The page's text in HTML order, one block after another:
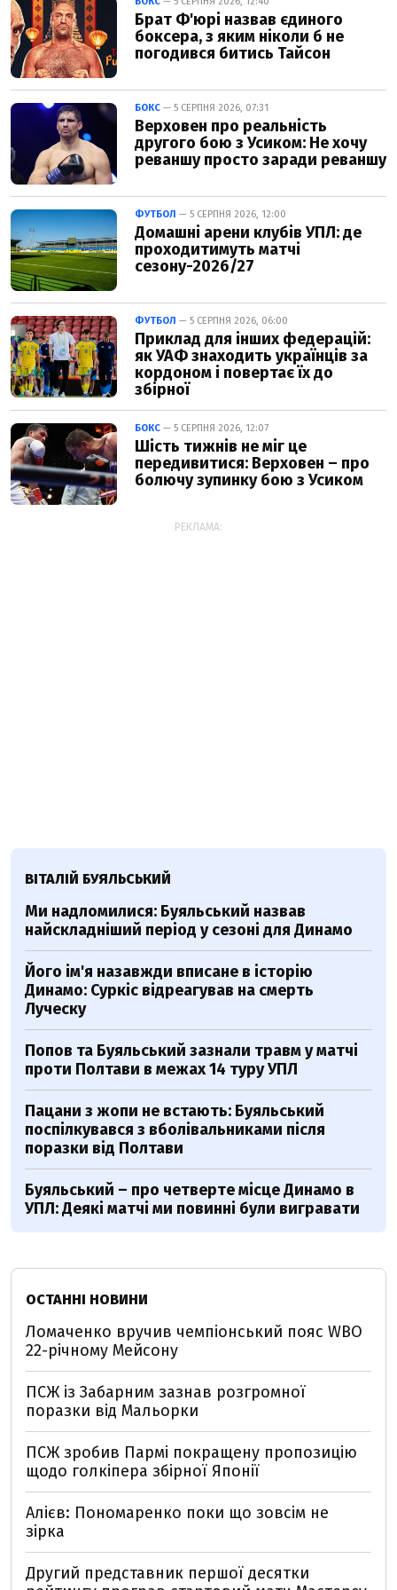
Брат Ф'юрі назвав єдиного
боксера, з яким ніколи б не
погодився битись Тайсон
БОКС — 5 СЕРПНЯ 2026, 07:31
Верховен про реальність
другого бою з Усиком: Не хочу
реваншу просто заради реваншу
ФУТБОЛ — 5 СЕРПНЯ 2026, 12:00
Домашні арени клубів УПЛ: де
проходитимуть матчі
сезону-2026/27
ФУТБОЛ — 5 СЕРПНЯ 2026, 06:00
Приклад для інших федерацій:
як УАФ знаходить українців за
кордоном і повертає їх до
збірної
БОКС — 5 СЕРПНЯ 2026, 12:07
Шість тижнів не міг це
передивитися: Верховен – про
болючу зупинку бою з Усиком
РЕКЛАМА:
ВІТАЛІЙ БУЯЛЬСЬКИЙ
Ми надломилися: Буяльський назвав
найскладніший період у сезоні для Динамо
Його ім'я назавжди вписане в історію
Динамо: Суркіс відреагував на смерть
Луческу
Попов та Буяльський зазнали травм у матчі
проти Полтави в межах 14 туру УПЛ
Пацани з жопи не встають: Буяльський
поспілкувався з вболівальниками після
поразки від Полтави
Буяльський – про четверте місце Динамо в
УПЛ: Деякі матчі ми повинні були вигравати
ОСТАННІ НОВИНИ
Ломаченко вручив чемпіонський пояс WBO
22-річному Мейсону
ПСЖ із Забарним зазнав розгромної
поразки від Мальорки
ПСЖ зробив Пармі покращену пропозицію
щодо голкіпера збірної Японії
Алієв: Пономаренко поки що зовсім не
зірка
Другий представник першої десятки